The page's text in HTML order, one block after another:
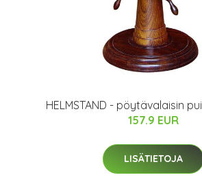
HELMSTAND - pöytävalaisin
157.9 EUR
LISÄTIETOJA